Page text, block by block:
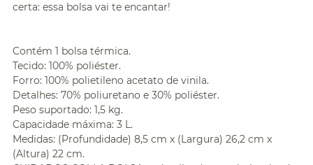
certa: essa bolsa vai te encantar!
Contém 1 bolsa térmica.
Tecido: 100% poliéster.
Forro: 100% polietileno acetato de vinila.
Detalhes: 70% poliuretano e 30% poliéster.
Peso suportado: 1,5 kg.
Capacidade máxima: 3 L.
Medidas: (Profundidade) 8,5 cm x (Largura) 26,2 cm x
(Altura) 22 cm.